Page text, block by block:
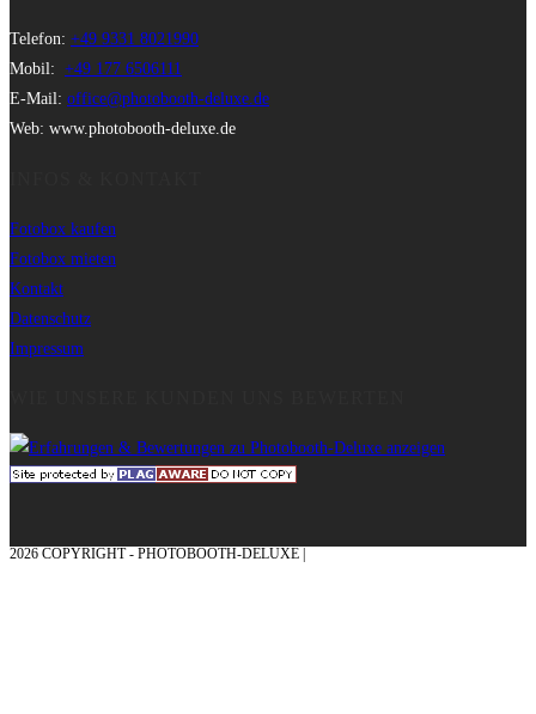
Telefon: +49 9331 8021990
Mobil: +49 177 6506111
E-Mail: office@photobooth-deluxe.de
Web: www.photobooth-deluxe.de
Fotobox kaufen
Fotobox mieten
Kontakt
Datenschutz
Impressum
2026 COPYRIGHT - PHOTOBOOTH-DELUXE |